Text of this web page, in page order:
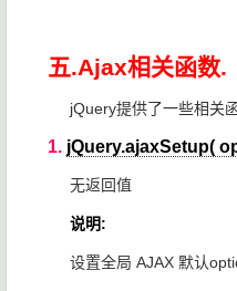
五.Ajax相关函数.
jQuery提供了一些相关
1. jQuery.ajaxSetup(
无返回值
说明:
设置全局 AJAX 默认